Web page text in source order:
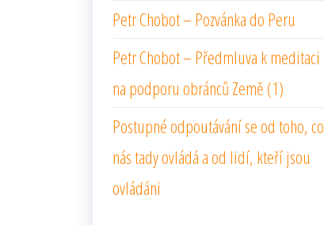
Petr Chobot – Pozvánka do Peru
Petr Chobot – Předmluva k meditaci
na podporu obránců Země (1)
Postupné odpoutávání se od toho, co
nás tady ovládá a od lidí, kteří jsou
ovládáni